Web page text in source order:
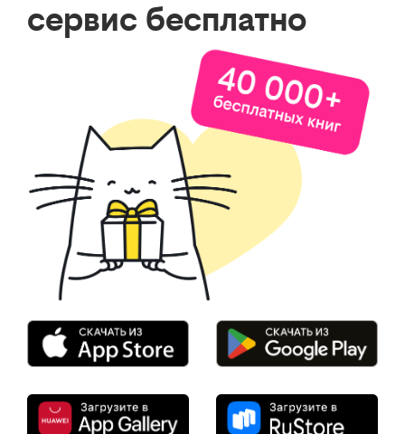
сервис бесплатно